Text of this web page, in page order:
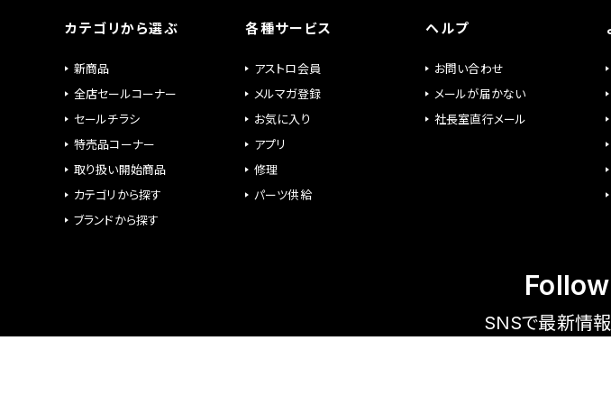
カテゴリから選ぶ
新商品
全店セールコーナー
セールチラシ
特売品コーナー
取り扱い開始商品
カテゴリから探す
ブランドから探す
各種サービス
アストロ会員
メルマガ登録
お気に入り
アプリ
修理
パーツ供給
ヘルプ
お問い合わせ
メールが届かない
社長室直行メール
SNSで最新情